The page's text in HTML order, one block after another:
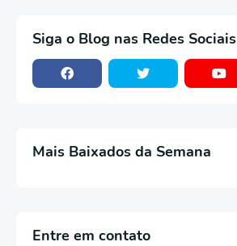
Siga o Blog nas Redes Sociais
Mais Baixados da Semana
Entre em contato